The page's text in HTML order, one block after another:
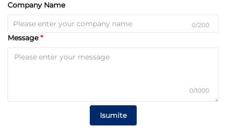
Company Name
0/200
Message
0/1000
Isumite